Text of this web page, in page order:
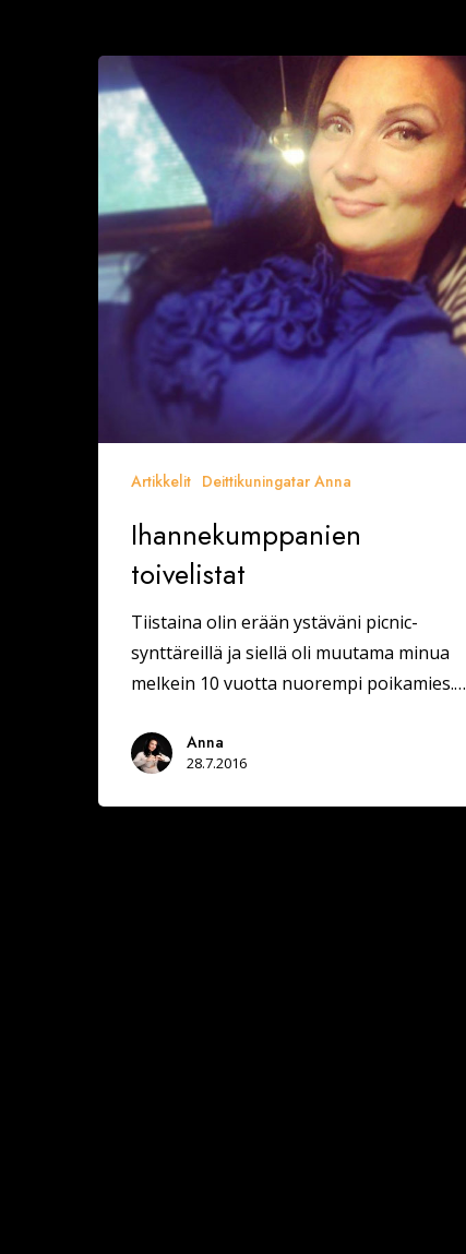
Ihannekumppanien
toivelistat
Artikkelit Deittikuningatar Anna
Ihannekumppanien
toivelistat
Tiistaina olin erään ystäväni picnic-
synttäreillä ja siellä oli muutama minua
melkein 10 vuotta nuorempi poikamies.…
Anna
28.7.2016